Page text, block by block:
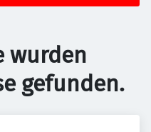
wurden
gefunden.